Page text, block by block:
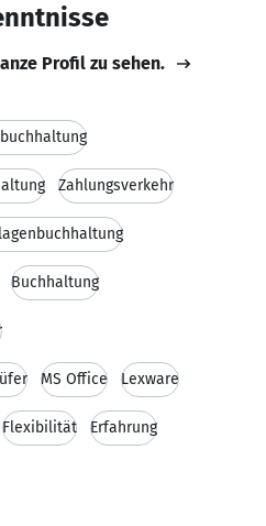
Profil zu sehen.
Zahlungsverkehr
Buchhaltung
MS Office Lexware
Flexibilität Erfahrung